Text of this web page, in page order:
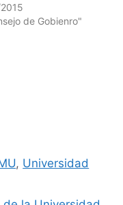
de Gobienro"
, Universidad